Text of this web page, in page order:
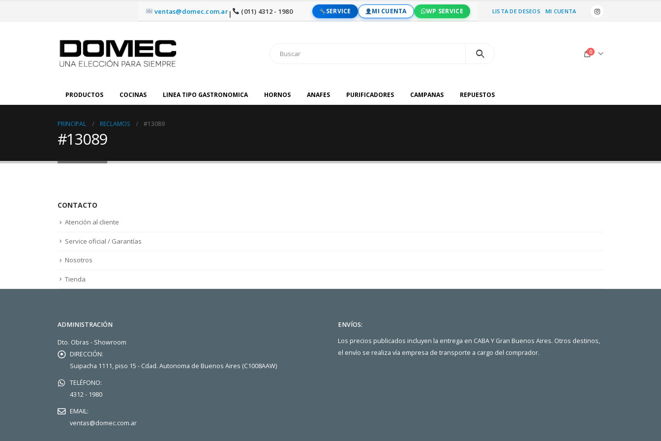
ventas@domec.com.ar| (011) 4312 - 1980 SERVICE MI CUENTA WP SERVICE LISTA DE DESEOS MI CUENTA
0
PRODUCTOS COCINAS LINEA TIPO GASTRONOMICA HORNOS ANAFES PURIFICADORES CAMPANAS REPUESTOS
PRINCIPAL RECLAMOS #13089
#13089
CONTACTO
Atención al cliente
Service oficial / Garantías
Nosotros
Tienda
ADMINISTRACIÓN
Dto. Obras - Showroom
DIRECCIÓN:
Suipacha 1111, piso 15 - Cdad. Autonoma de Buenos Aires (C1008AAW)
TELÉFONO:
4312 - 1980
EMAIL:
ventas@domec.com.ar
ENVÍOS:
Los precios publicados incluyen la entrega en CABA Y Gran Buenos Aires. Otros destinos,
el envío se realiza vía empresa de transporte a cargo del comprador.